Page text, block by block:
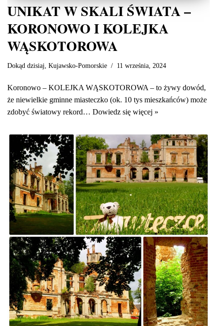
UNIKAT W SKALI ŚWIATA –
KORONOWO I KOLEJKA
WĄSKOTOROWA
Dokąd dzisiaj Kujawsko-Pomorskie 11 września, 2024
Koronowo – KOLEJKA WĄSKOTOROWA – to żywy dowód,
że niewielkie gminne miasteczko (ok. 10 tys mieszkańców) może
zdobyć światowy rekord… Dowiedz się więcej »